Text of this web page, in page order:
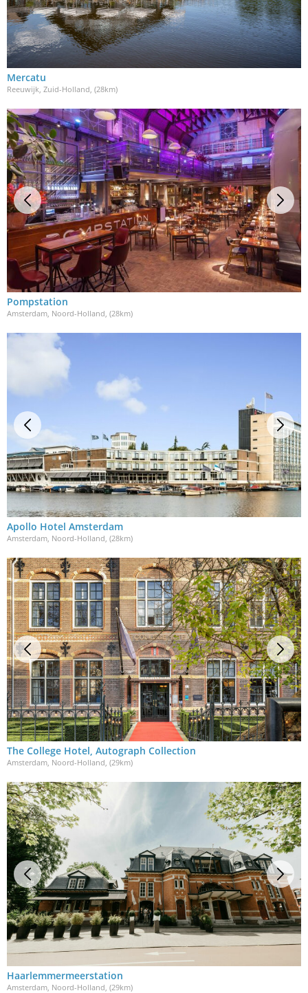
Mercatu
Reeuwijk, Zuid-Holland , (28km)
Pompstation
Amsterdam, Noord-Holland, (28km)
Apollo Hotel Amsterdam
Amsterdam, Noord-Holland , (28km)
The College Hotel, Autograph Collection
Amsterdam, Noord-Holland, (29km)
Haarlemmermeerstation
Amsterdam, Noord-Holland , (29km)